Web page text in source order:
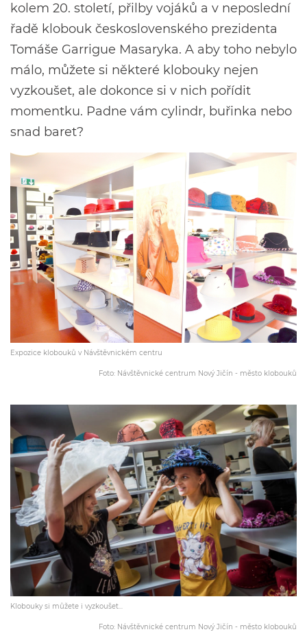
kolem 20. století, přilby vojáků a v neposlední
řadě klobouk československého prezidenta
Tomáše Garrigue Masaryka. A aby toho nebylo
málo, můžete si některé klobouky nejen
vyzkoušet, ale dokonce si v nich pořídit
momentku. Padne vám cylindr, buřinka nebo
snad baret?
Expozice klobouků v Návštěvnickém centru
Foto: Návštěvnické centrum Nový Jičín - město klobouků
Klobouky si můžete i vyzkoušet...
Foto: Návštěvnické centrum Nový Jičín - město klobouků